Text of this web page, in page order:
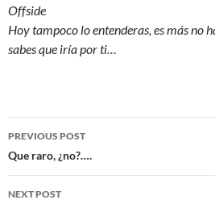
Offside
Hoy tampoco lo entenderas, es más no
sabes que iría por ti…
Post
navigation
PREVIOUS POST
Que raro, ¿no?….
NEXT POST